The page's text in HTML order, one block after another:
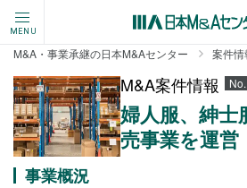
MENU
M&A・事業承継の日本M&Aセンター 案件情
M&A案件情報
婦人服、紳
売事業を運営
事業概況